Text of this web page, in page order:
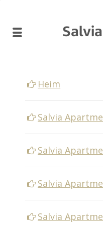
Heim
Salvia
Salvia
Salvia
Salvia